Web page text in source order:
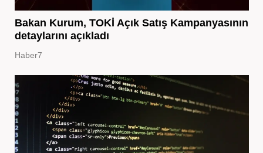
Bakan Kurum, TOKİ Açık Satış Kampanyasının
detaylarını açıkladı
Haber7